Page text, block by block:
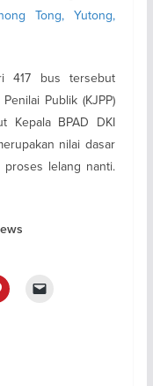
Tong, Yutong,
417 bus tersebut
Publik (KJPP)
Kepala BPAD DKI
nilai dasar
lelang nanti.